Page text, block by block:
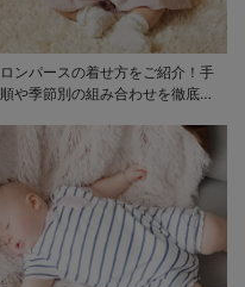
ロンパースの着せ方をご紹介！手
順や季節別の組み合わせを徹底解